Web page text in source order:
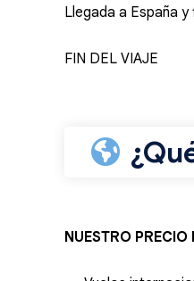
Llegada a España
FIN DEL VIAJE
NUESTRO PRECIO